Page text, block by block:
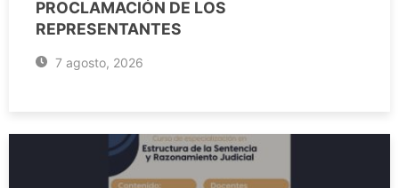
PROCLAMACIÓN DE LOS
REPRESENTANTES
7 agosto, 2026